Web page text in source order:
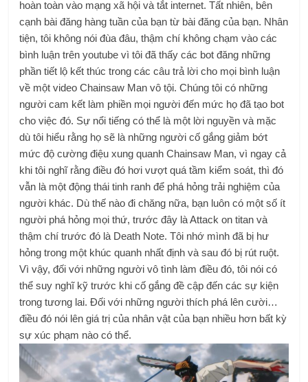
hoàn toàn vào mạng xã hội và tắt internet. Tất nhiên, bên
cạnh bài đăng hàng tuần của bạn từ bài đăng của bạn. Nhân
tiện, tôi không nói đùa đâu, thậm chí không chạm vào các
bình luận trên youtube vì tôi đã thấy các bot đăng những
phần tiết lộ kết thúc trong các câu trả lời cho mọi bình luận
về một video Chainsaw Man vô tội. Chúng tôi có những
người cam kết làm phiền mọi người đến mức họ đã tạo bot
cho việc đó. Sự nổi tiếng có thể là một lời nguyền và mặc
dù tôi hiểu rằng họ sẽ là những người cố gắng giảm bớt
mức độ cường điệu xung quanh Chainsaw Man, vì ngay cả
khi tôi nghĩ rằng điều đó hơi vượt quá tầm kiểm soát, thì đó
vẫn là một động thái tinh ranh để phá hỏng trải nghiệm của
người khác. Dù thế nào đi chăng nữa, bạn luôn có một số ít
người phá hỏng mọi thứ, trước đây là Attack on titan và
thậm chí trước đó là Death Note. Tôi nhớ mình đã bị hư
hỏng trong một khúc quanh nhất định và sau đó bị rút ruột.
Vì vậy, đối với những người vô tình làm điều đó, tôi nói có
thể suy nghĩ kỹ trước khi cố gắng đề cập đến các sự kiện
trong tương lai. Đối với những người thích phá lên cười…
điều đó nói lên giá trị của nhân vật của bạn nhiều hơn bất kỳ
sự xúc phạm nào có thể.